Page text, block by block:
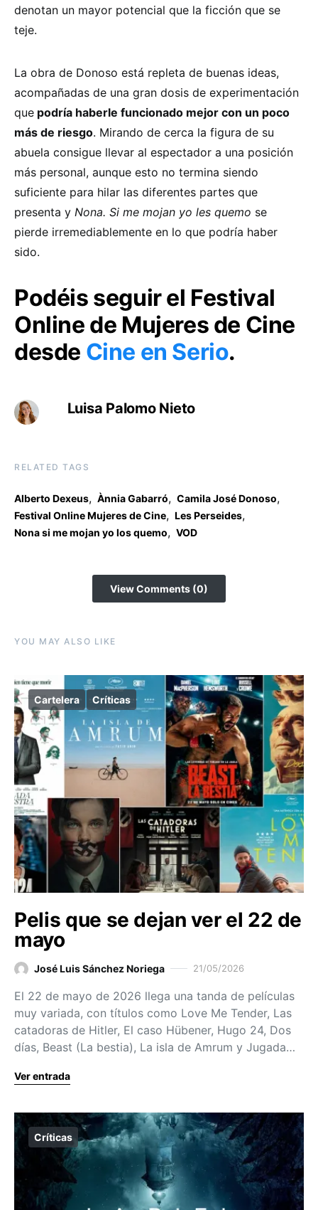
denotan un mayor potencial que la ficción que se
teje.
La obra de Donoso está repleta de buenas ideas,
acompañadas de una gran dosis de experimentación
que podría haberle funcionado mejor con un poco
más de riesgo. Mirando de cerca la figura de su
abuela consigue llevar al espectador a una posición
más personal, aunque esto no termina siendo
suficiente para hilar las diferentes partes que
presenta y Nona. Si me mojan yo les quemo se
pierde irremediablemente en lo que podría haber
sido.
Podéis seguir el Festival
Online de Mujeres de Cine
desde Cine en Serio.
Luisa Palomo Nieto
RELATED TAGS
Alberto Dexeus, Ànnia Gabarró, Camila José Donoso,
Festival Online Mujeres de Cine, Les Perseides,
Nona si me mojan yo los quemo, VOD
View Comments (0)
YOU MAY ALSO LIKE
Cartelera Críticas
Pelis que se dejan ver el 22 de
mayo
José Luis Sánchez Noriega 21/05/2026
El 22 de mayo de 2026 llega una tanda de películas
muy variada, con títulos como Love Me Tender, Las
catadoras de Hitler, El caso Hübener, Hugo 24, Dos
días, Beast (La bestia), La isla de Amrum y Jugada…
Ver entrada
Críticas